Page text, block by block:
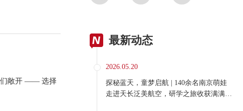
们敞开 —— 选择
最新动态
2026.05.20
探秘蓝天，童梦启航 | 140余名南京萌娃
走进天长泛美航空，研学之旅收获满满好